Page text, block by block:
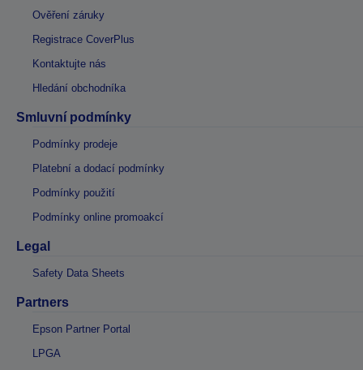
Ověření záruky
Registrace CoverPlus
Kontaktujte nás
Hledání obchodníka
Smluvní podmínky
Podmínky prodeje
Platební a dodací podmínky
Podmínky použití
Podmínky online promoakcí
Legal
Safety Data Sheets
Partners
Epson Partner Portal
LPGA